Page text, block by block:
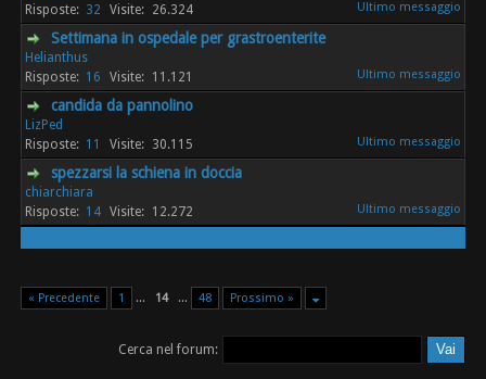
32
26.324
Settimana in ospedale per grastroenterite
Helianthus
16
11.121
candida da pannolino
LizPed
11
30.115
spezzarsi la schiena in doccia
chiarchiara
14
12.272
« Precedente 1 ... 14 ... 48 Prossimo »
Cerca nel forum: